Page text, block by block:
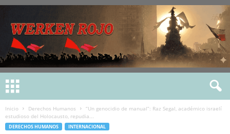
Inicio Derechos Humanos
“Un genocidio de manual”: Raz Segal, académico israelí
estudioso del Holocausto, repudia...
DERECHOS HUMANOS INTERNACIONAL